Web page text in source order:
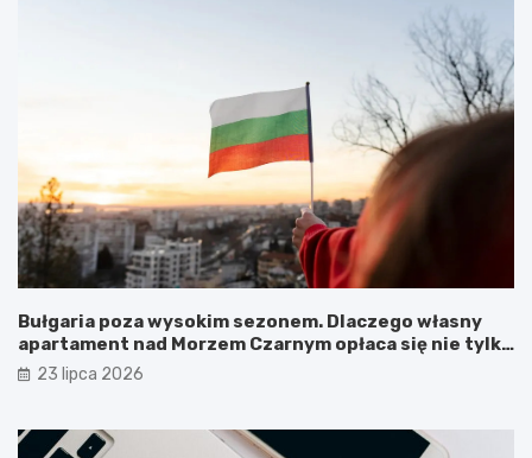
Bułgaria poza wysokim sezonem. Dlaczego własny
apartament nad Morzem Czarnym opłaca się nie tylko
latem?
23 lipca 2026